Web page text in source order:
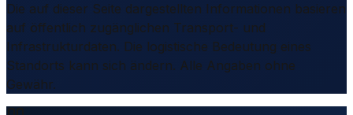
Die auf dieser Seite dargestellten Informationen basieren
auf öffentlich zugänglichen Transport- und
Infrastrukturdaten. Die logistische Bedeutung eines
Standorts kann sich ändern. Alle Angaben ohne
Gewähr.